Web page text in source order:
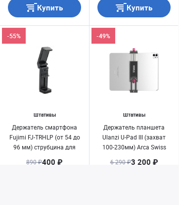
Купить
Купить
Штативы
Держатель смартфона
Fujimi FJ-TRHLP (от 54 до
96 мм) струбцина для
-55%
890 ₽400 ₽
Штативы
Держатель планшета
Ulanzi U-Pad III (захват
100-230мм) Arca Swiss
-49%
6 290 ₽3 200 ₽